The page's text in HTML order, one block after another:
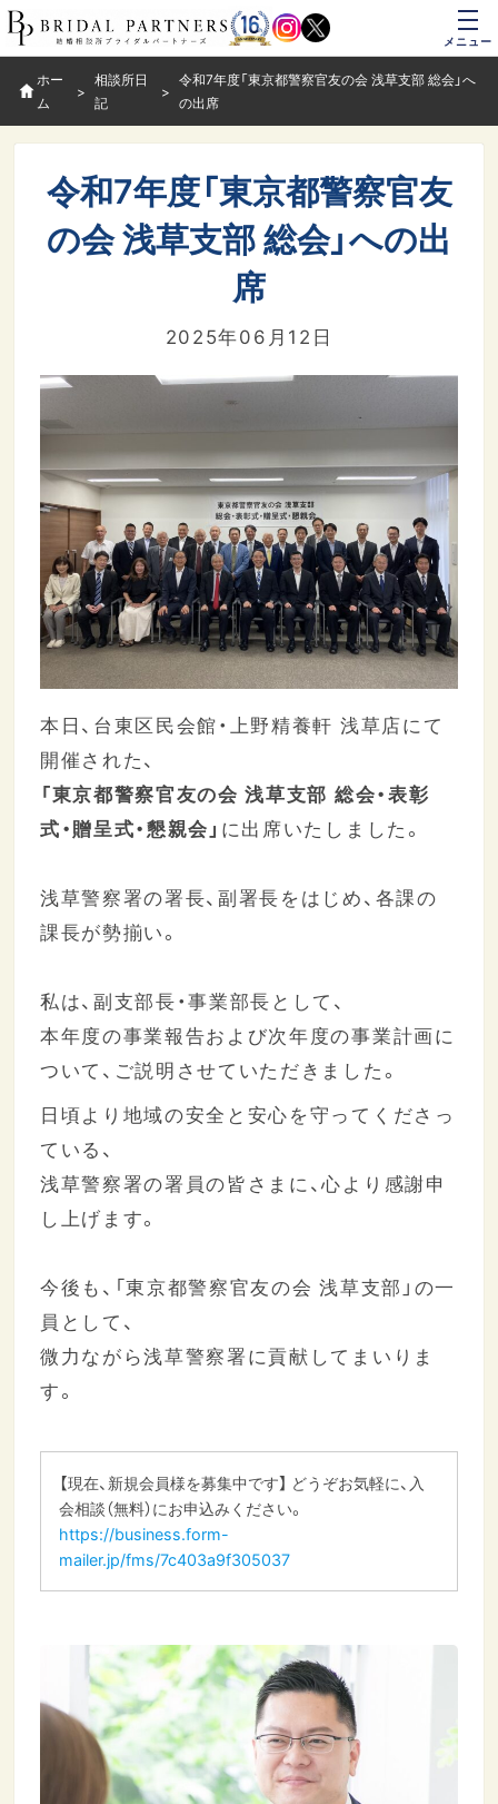
メニュー
ホー
ム
相談所日
記
令和7年度「東京都警察官友の会 浅草支部 総会」へ
の出席
令和7年度「東京都警察官友
の会 浅草支部 総会」への出
席
2025年06月12日
本日、台東区民会館・上野精養軒 浅草店にて
開催された、
「東京都警察官友の会 浅草支部 総会・表彰
式・贈呈式・懇親会」 に出席いたしました。
浅草警察署の署長、副署長をはじめ、各課の
課長が勢揃い。
私は、副支部長・事業部長として、
本年度の事業報告および次年度の事業計画に
ついて、ご説明させていただきました。
日頃より地域の安全と安心を守ってくださっ
ている、
浅草警察署の署員の皆さまに、心より感謝申
し上げます。
今後も、「東京都警察官友の会 浅草支部」の一
員として、
微力ながら浅草警察署に貢献してまいりま
す。
【現在、新規会員様を募集中です】 どうぞお気軽に、入
会相談（無料）にお申込みください。
https://business.form-
mailer.jp/fms/7c403a9f305037